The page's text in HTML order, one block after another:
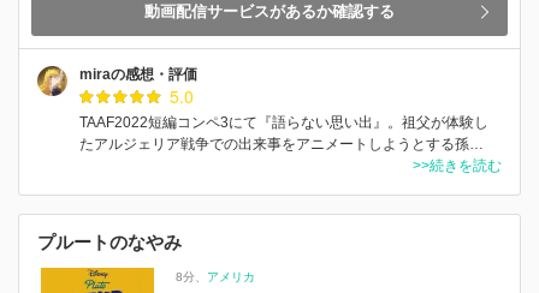
動画配信サービスがあるか確認する
miraの感想・評価
5.0
TAAF2022短編コンペ3にて『語らない思い出』。祖父が体験し
たアルジェリア戦争での出来事をアニメートしようとする孫…
>>続きを読む
プルートのなやみ
8分
アメリカ